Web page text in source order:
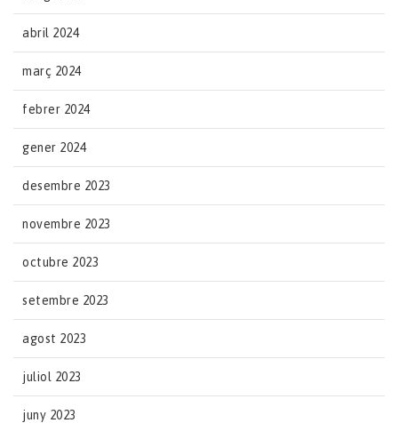
abril 2024
març 2024
febrer 2024
gener 2024
desembre 2023
novembre 2023
octubre 2023
setembre 2023
agost 2023
juliol 2023
juny 2023